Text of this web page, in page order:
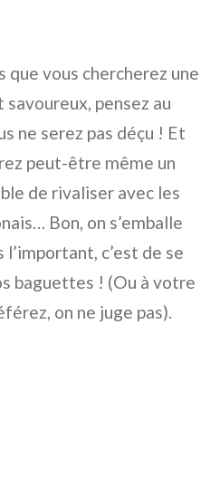
que vous chercherez une
pensez au
ne serez pas déçu ! Et
peut-être même un
de rivaliser avec les
Bon, on s’emballe
c’est de se
baguettes ! (Ou à votre
on ne juge pas).